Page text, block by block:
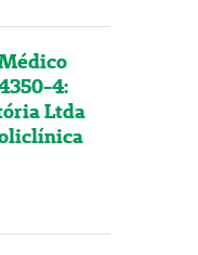
4:
Ltda